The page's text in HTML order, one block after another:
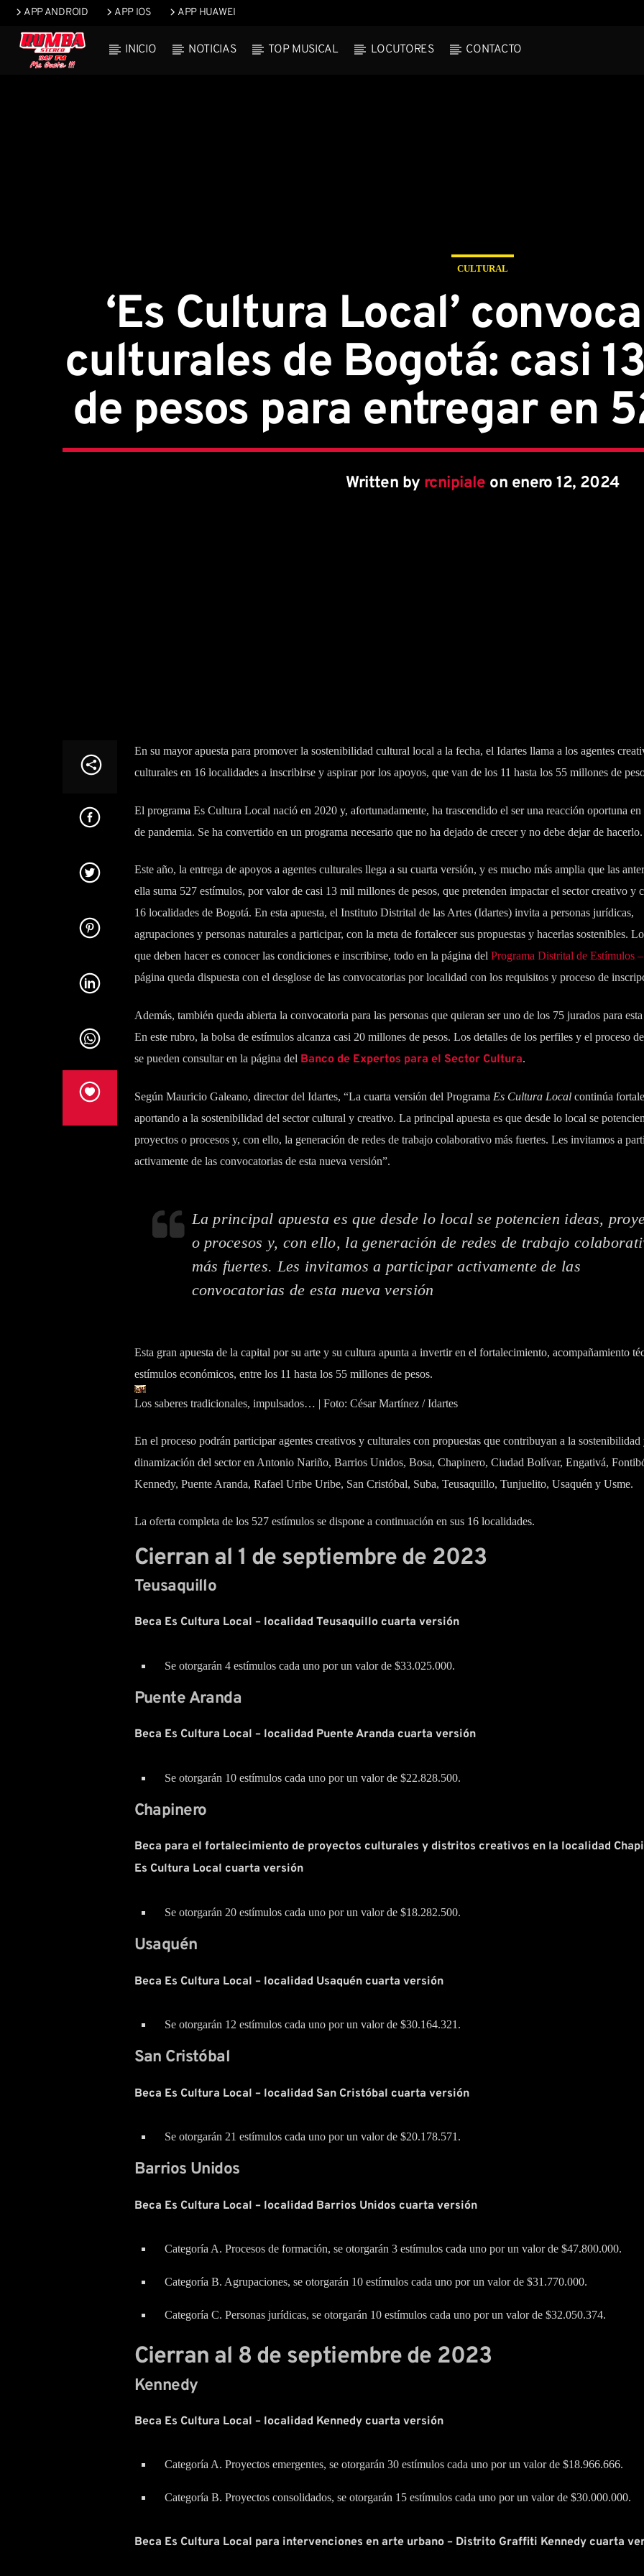
APP ANDROID APP IOS APP HUAWEI
INICIO NOTICIAS TOP MUSICAL LOCUTORES CONTACTO
CULTURAL
‘Es Cultura Local’
culturales de Bogotá: casi
de pesos para entregar en
Written by rcnipiale on enero 12, 2024
En su mayor apuesta para promover la sostenibilidad cultural local a la fecha, el Idartes llama a los agentes
culturales en 16 localidades a inscribirse y aspirar por los apoyos, que van de los 11 hasta los 55 millones de
El programa Es Cultura Local nació en 2020 y, afortunadamente, ha trascendido el ser una reacción oportuna en
de pandemia. Se ha convertido en un programa necesario que no ha dejado de crecer y no debe dejar de hacerlo.
Este año, la entrega de apoyos a agentes culturales llega a su cuarta versión, y es mucho más amplia que las
ella suma 527 estímulos, por valor de casi 13 mil millones de pesos, que pretenden impactar el sector creativo y
16 localidades de Bogotá. En esta apuesta, el Instituto Distrital de las Artes (Idartes) invita a personas jurídicas,
agrupaciones y personas naturales a participar, con la meta de fortalecer sus propuestas y hacerlas sostenibles.
que deben hacer es conocer las condiciones e inscribirse, todo en la página del Programa Distrital de Estímulos
página queda dispuesta con el desglose de las convocatorias por localidad con los requisitos y proceso de
Además, también queda abierta la convocatoria para las personas que quieran ser uno de los 75 jurados para
En este rubro, la bolsa de estímulos alcanza casi 20 millones de pesos. Los detalles de los perfiles y el proceso
se pueden consultar en la página del Banco de Expertos para el Sector Cultura.
Según Mauricio Galeano, director del Idartes, “La cuarta versión del Programa Es Cultura Localcontinúa
aportando a la sostenibilidad del sector cultural y creativo. La principal apuesta es que desde lo local se
proyectos o procesos y, con ello, la generación de redes de trabajo colaborativo más fuertes. Les invitamos a
activamente de las convocatorias de esta nueva versión”.
La principal apuesta es que desde lo local se potencien ideas,
o procesos y, con ello, la generación de redes de trabajo
más fuertes. Les invitamos a participar activamente de las
convocatorias de esta nueva versión
Esta gran apuesta de la capital por su arte y su cultura apunta a invertir en el fortalecimiento, acompañamiento
estímulos económicos, entre los 11 hasta los 55 millones de pesos.
Los saberes tradicionales, impulsados… | Foto: César Martínez / Idartes
En el proceso podrán participar agentes creativos y culturales con propuestas que contribuyan a la sostenibilidad
dinamización del sector en Antonio Nariño, Barrios Unidos, Bosa, Chapinero, Ciudad Bolívar, Engativá,
Kennedy, Puente Aranda, Rafael Uribe Uribe, San Cristóbal, Suba, Teusaquillo, Tunjuelito, Usaquén y Usme.
La oferta completa de los 527 estímulos se dispone a continuación en sus 16 localidades.
Cierran al 1 de septiembre de 2023
Teusaquillo
Beca Es Cultura Local – localidad Teusaquillo cuarta versión
Se otorgarán 4 estímulos cada uno por un valor de $33.025.000.
Puente Aranda
Beca Es Cultura Local – localidad Puente Aranda cuarta versión
Se otorgarán 10 estímulos cada uno por un valor de $22.828.500.
Chapinero
Beca para el fortalecimiento de proyectos culturales y distritos creativos en la localidad
Es Cultura Local cuarta versión
Se otorgarán 20 estímulos cada uno por un valor de $18.282.500.
Usaquén
Beca Es Cultura Local – localidad Usaquén cuarta versión
Se otorgarán 12 estímulos cada uno por un valor de $30.164.321.
San Cristóbal
Beca Es Cultura Local – localidad San Cristóbal cuarta versión
Se otorgarán 21 estímulos cada uno por un valor de $20.178.571.
Barrios Unidos
Beca Es Cultura Local – localidad Barrios Unidos cuarta versión
Categoría A. Procesos de formación, se otorgarán 3 estímulos cada uno por un valor de $47.800.000.
Categoría B. Agrupaciones, se otorgarán 10 estímulos cada uno por un valor de $31.770.000.
Categoría C. Personas jurídicas, se otorgarán 10 estímulos cada uno por un valor de $32.050.374.
Cierran al 8 de septiembre de 2023
Kennedy
Beca Es Cultura Local – localidad Kennedy cuarta versión
Categoría A. Proyectos emergentes, se otorgarán 30 estímulos cada uno por un valor de $18.966.666.
Categoría B. Proyectos consolidados, se otorgarán 15 estímulos cada uno por un valor de $30.000.000.
Beca Es Cultura Local para intervenciones en arte urbano – Distrito Graffiti Kennedy cuarta